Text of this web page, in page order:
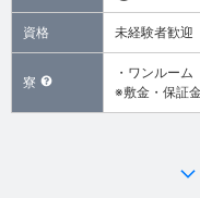
資格 未経験者歓
寮
・ワンルーム
※敷金・保証